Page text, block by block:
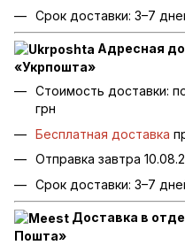
Срок доставки: 3–7
Адресная
«Укрпошта»
Стоимость доставки:
грн
Бесплатная доставка
Отправка завтра
Срок доставки: 3–7
Доставка в
Пошта»